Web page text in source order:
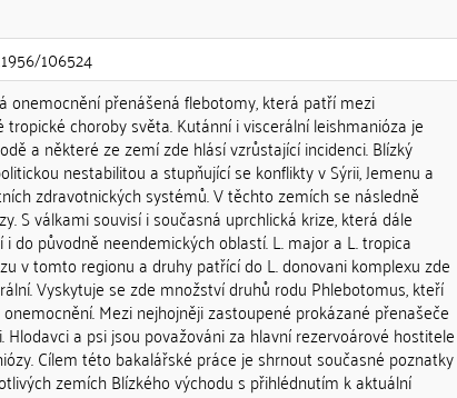
106524
onemocnění přenášená flebotomy, která patří mezi
choroby světa. Kutánní i viscerální leishmanióza je
a některé ze zemí zde hlásí vzrůstající incidenci. Blízký
nestabilitou a stupňující se konflikty v Sýrii, Jemenu a
zdravotnických systémů. V těchto zemích se následně
S válkami souvisí i současná uprchlická krize, která dále
do původně neendemických oblastí. L. major a L. tropica
v tomto regionu a druhy patřící do L. donovani komplexu zde
Vyskytuje se zde množství druhů rodu Phlebotomus, kteří
Mezi nejhojněji zastoupené prokázané přenašeče
Hlodavci a psi jsou považováni za hlavní rezervoárové hostitele
Cílem této bakalářské práce je shrnout současné poznatky
zemích Blízkého východu s přihlédnutím k aktuální